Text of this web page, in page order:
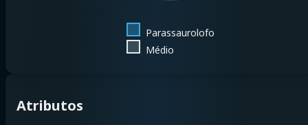
Parassaurolofo
Médio
Atributos